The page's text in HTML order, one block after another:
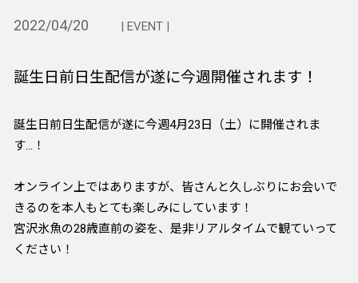
2022/04/20 | EVENT |
誕生日前日生配信が遂に今週開催されます！
誕生日前日生配信が遂に今週4月23日（土）に開催されま
す…！
オンライン上ではありますが、皆さんと久しぶりにお会いで
きるのを本人もとても楽しみにしています！
宮沢氷魚の28歳直前の姿を、是非リアルタイムで観ていって
ください！